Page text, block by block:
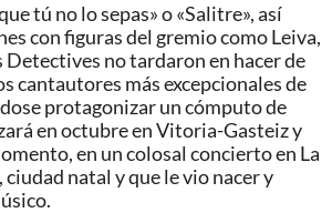
tú no lo sepas» o «Salitre», así
con figuras del gremio como Leiva,
Detectives no tardaron en hacer de
cantautores más excepcionales de
protagonizar un cómputo de
en octubre en Vitoria-Gasteiz y
en un colosal concierto en La
natal y que le vio nacer y